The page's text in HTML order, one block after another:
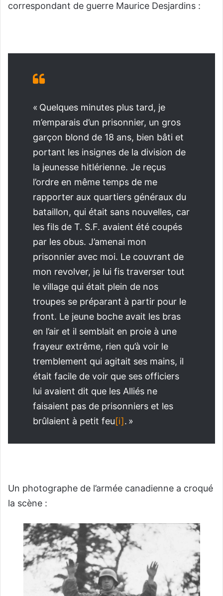
correspondant de guerre Maurice Desjardins :
« Quelques minutes plus tard, je
m’emparais d’un prisonnier, un gros
garçon blond de 18 ans, bien bâti et
portant les insignes de la division de
la jeunesse hitlérienne. Je reçus
l’ordre en même temps de me
rapporter aux quartiers généraux du
bataillon, qui était sans nouvelles, car
les fils de T. S.F. avaient été coupés
par les obus. J’amenai mon
prisonnier avec moi. Le couvrant de
mon revolver, je lui fis traverser tout
le village qui était plein de nos
troupes se préparant à partir pour le
front. Le jeune boche avait les bras
en l’air et il semblait en proie à une
frayeur extrême, rien qu’à voir le
tremblement qui agitait ses mains, il
était facile de voir que ses officiers
lui avaient dit que les Alliés ne
faisaient pas de prisonniers et les
brûlaient à petit feu[i]. »
Un photographe de l’armée canadienne a croqué
la scène :